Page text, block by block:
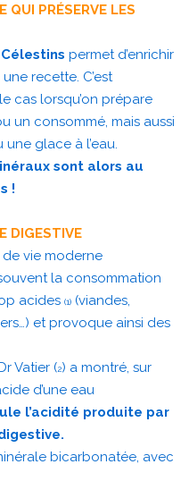
QUI PRÉSERVE LES
Célestins permet d’enrichir
recette. C’est
cas lorsqu’on prépare
un consommé, mais aussi
glace à l’eau.
sont alors au
!
DIGESTIVE
vie moderne
la consommation
acides (1) (viandes,
et provoque ainsi des
Vatier (2) a montré, sur
d’une eau
l’acidité produite par
bicarbonatée, avec